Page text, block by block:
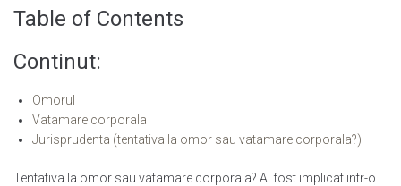
Table of Contents
Continut:
Omorul
Vatamare corporala
Jurisprudenta (tentativa la omor sau vatamare corporala?)
Tentativa la omor sau vatamare corporala? Ai fost implicat intr-o